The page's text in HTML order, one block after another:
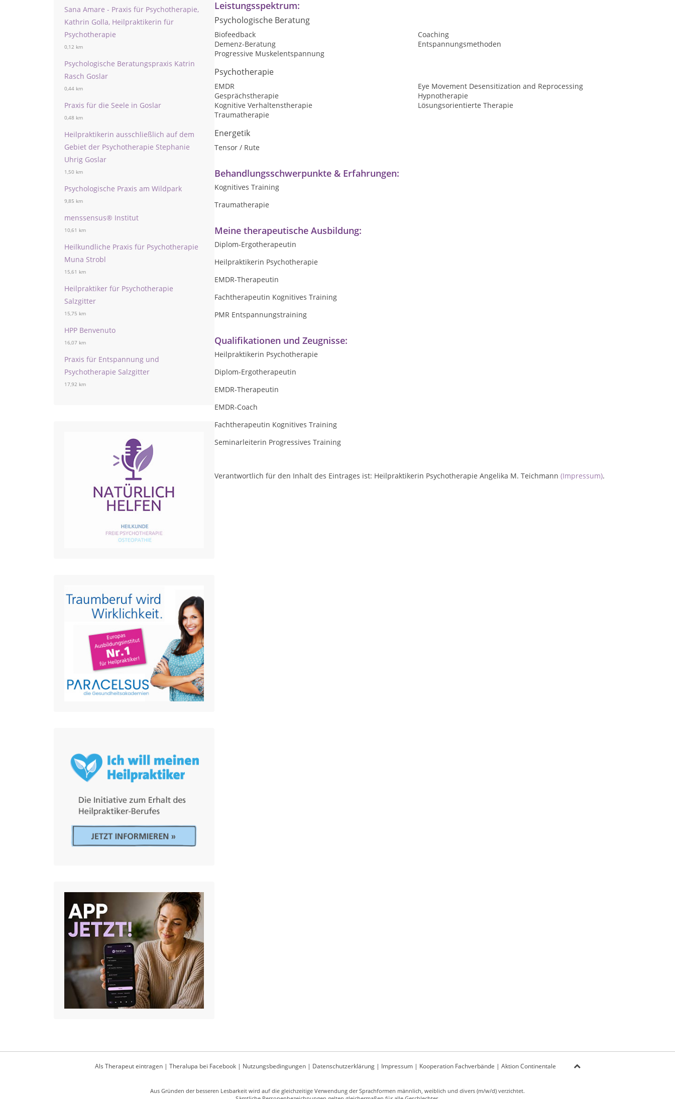
Sana Amare - Praxis für Psychotherapie,
Kathrin Golla, Heilpraktikerin für
Psychotherapie
0,12 km
Psychologische Beratungspraxis Katrin
Rasch Goslar
0,44 km
Praxis für die Seele in Goslar
0,48 km
Heilpraktikerin ausschließlich auf dem
Gebiet der Psychotherapie Stephanie
Uhrig Goslar
1,50 km
Psychologische Praxis am Wildpark
9,85 km
menssensus® Institut
10,61 km
Heilkundliche Praxis für Psychotherapie
Muna Strobl
15,61 km
Heilpraktiker für Psychotherapie
Salzgitter
15,75 km
HPP Benvenuto
16,07 km
Praxis für Entspannung und
Psychotherapie Salzgitter
17,92 km
Leistungsspektrum:
Psychologische Beratung
Biofeedback
Coaching
Demenz-Beratung
Entspannungsmethoden
Progressive Muskelentspannung
Psychotherapie
EMDR
Eye Movement Desensitization and Reprocessing
Gesprächstherapie
Hypnotherapie
Kognitive Verhaltenstherapie
Lösungsorientierte Therapie
Traumatherapie
Energetik
Tensor / Rute
Behandlungsschwerpunkte & Erfahrungen:
Kognitives Training
Traumatherapie
Meine therapeutische Ausbildung:
Diplom-Ergotherapeutin
Heilpraktikerin Psychotherapie
EMDR-Therapeutin
Fachtherapeutin Kognitives Training
PMR Entspannungstraining
Qualifikationen und Zeugnisse:
Heilpraktikerin Psychotherapie
Diplom-Ergotherapeutin
EMDR-Therapeutin
EMDR-Coach
Fachtherapeutin Kognitives Training
Seminarleiterin Progressives Training
Verantwortlich für den Inhalt des Eintrages ist: Heilpraktikerin Psychotherapie Angelika M. Teichmann (Impressum).
Als Therapeut eintragen| Theralupa bei Facebook| Nutzungsbedingungen| Datenschutzerklärung| Impressum| Kooperation Fachverbände | Aktion Continentale
Aus Gründen der besseren Lesbarkeit wird auf die gleichzeitige Verwendung der Sprachformen männlich, weiblich und divers (m/w/d) verzichtet.